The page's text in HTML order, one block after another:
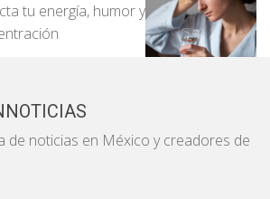
tu energía, humor y
de noticias en México y creadores de